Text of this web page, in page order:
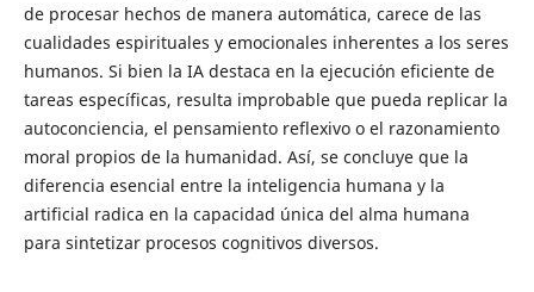
de procesar hechos de manera automática, carece de las
cualidades espirituales y emocionales inherentes a los seres
humanos. Si bien la IA destaca en la ejecución eficiente de
tareas específicas, resulta improbable que pueda replicar la
autoconciencia, el pensamiento reflexivo o el razonamiento
moral propios de la humanidad. Así, se concluye que la
diferencia esencial entre la inteligencia humana y la
artificial radica en la capacidad única del alma humana
para sintetizar procesos cognitivos diversos.